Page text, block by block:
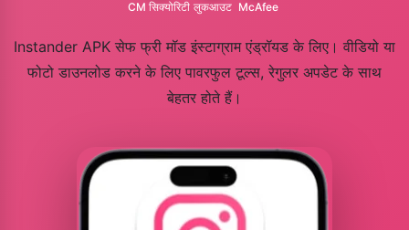
CM सिक्योरिटी लुकआउट McAfee
Instander APK सेफ फ्री मॉड इंस्टाग्राम एंड्रॉयड के लिए। वीडियो या
फोटो डाउनलोड करने के लिए पावरफुल टूल्स, रेगुलर अपडेट के साथ
बेहतर होते हैं।